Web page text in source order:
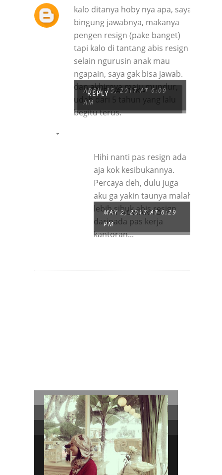
YOSIE SANTIKA
APRIL 15, 2017 AT 6:09
AM
kalo ditanya hoby nya apa, saya
bingung jawabnya, makanya
pengen resign (pake banget)
tapi kalo di tantang abis resign
selain ngurusin anak mau
ngapain, saya gak bisa jawab.
dan akhirnya maju mundur,
udah dari 5 tahun yang lalu
begitu terus.
REPLY
FIFI ALVIANTO
MAY 2, 2017 AT 6:29
PM
Hihi nanti pas resign ada
aja kok kesibukannya.
Percaya deh, dulu juga
aku ga yakin taunya malah
lebih sibuk abis resign
daripada pas kerja
kantoran...